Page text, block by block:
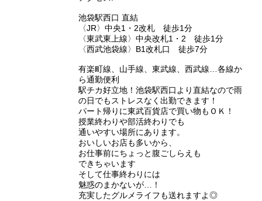
池袋駅西口 直結
〈JR〉中央1・2改札 徒歩1分
〈東武東上線〉中央改札1・2 徒歩1分
〈西武池袋線〉B1改札口 徒歩7分
有楽町線、山手線、東武線、西武線…各線か
ら通勤便利
駅チカ好立地！池袋駅西口より直結なので雨
の日でもストレスなく出勤できます！
パート帰りに東武百貨店で買い物もＯＫ！
授業終わりや部活終わりでも
通いやすい場所にあります。
おいしいお店も多いから、
お仕事前にちょっと腹ごしらえも
できちゃいます
そして仕事終わりには
魅惑のまかないが…！
充実したグルメライフも送れますよ◎